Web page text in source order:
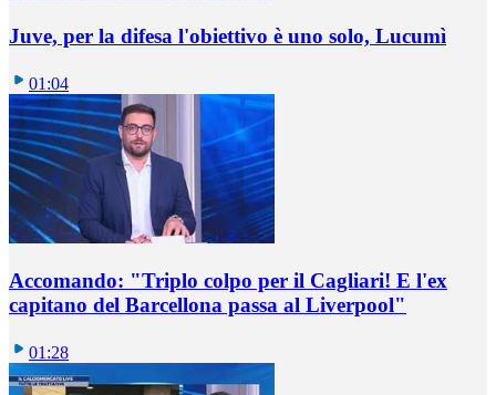
Juve, per la difesa l'obiettivo è uno solo, Lucumì
01:04
Accomando: "Triplo colpo per il Cagliari! E l'ex
capitano del Barcellona passa al Liverpool"
01:28